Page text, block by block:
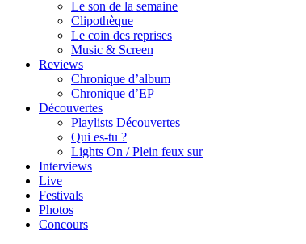
Le son de la semaine
Clipothèque
Le coin des reprises
Music & Screen
Reviews
Chronique d’album
Chronique d’EP
Découvertes
Playlists Découvertes
Qui es-tu ?
Lights On / Plein feux sur
Interviews
Live
Festivals
Photos
Concours